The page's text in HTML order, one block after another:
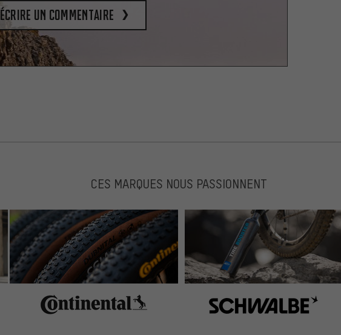
Écrire un commentaire
CES MARQUES NOUS PASSIONNENT